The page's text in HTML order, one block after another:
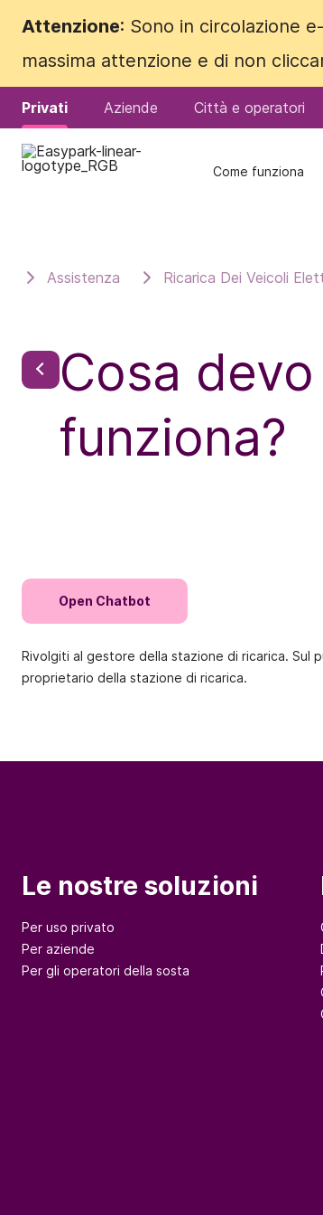
Attenzione: Sono in circolazione
massima attenzione e di non
Privati Aziende Città e operatori
Come funziona
Attenzione: Sono in circolazione
massima attenzione e di non
Privati Aziende Città e operatori
Come funziona
Assistenza Ricarica Dei Veicoli
Cosa
funziona?
Open Chatbot
Rivolgiti al gestore della stazione di ricarica. Sul
proprietario della stazione di ricarica.
Le nostre soluzioni
Per uso privato
Per aziende
Per gli operatori della sosta